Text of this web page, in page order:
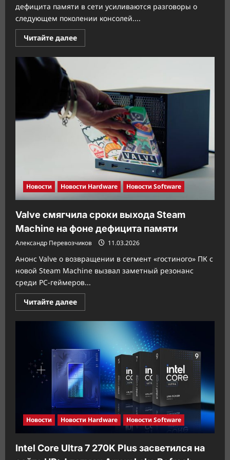
дефицита памяти в сети усиливаются разговоры о
следующем поколении консолей....
Читайте далееПрочитать
больше
Слухи:
получит
до
3×
прироста
растеризации
и
до
12×
ускорение
трассировки
лучей
относительно
Новости Новости Hardware Новости Software
Valve смягчила сроки выхода Steam
Machine на фоне дефицита памяти
Александр Перевозчиков 11.03.2026
Анонс Valve о возвращении в сегмент «гостиного» ПК с
новой Steam Machine вызвал заметный резонанс
среди PC-геймеров...
Читайте далееПрочитать
больше
Valve
выхода
Steam
Machine
на
фоне
дефицита
памяти
Новости Новости Hardware Новости Software
Intel Core Ultra 7 270K Plus засветился на